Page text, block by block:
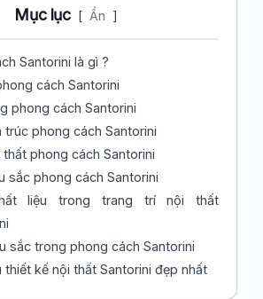
Mục lục [ Ẩn ]
Santorini là gì ?
cách Santorini
phong cách Santorini
trúc phong cách Santorini
thất phong cách Santorini
sắc phong cách Santorini
liệu trong trang trí nội thất
sắc trong phong cách Santorini
thiết kế nội thất Santorini đẹp nhất